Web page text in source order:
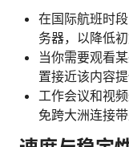
在国际航班时
务器，以降低初
当你需要观看
置接近该内容
工作会议和视
免跨大洲连接